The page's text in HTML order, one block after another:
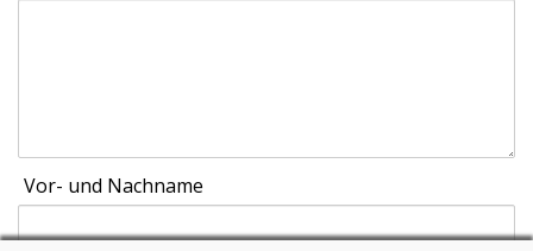
Vor- und Nachname